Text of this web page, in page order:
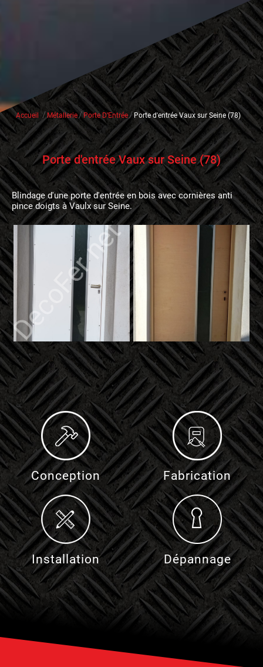
Accueil /Métallerie/ Porte D’Entrée/ Porte d'entrée Vaux sur Seine (78)
Porte d'entrée Vaux sur Seine (78)
Blindage d'une porte d'entrée en bois avec cornières anti
pince doigts à Vaulx sur Seine.
Conception Fabrication
Installation Dépannage